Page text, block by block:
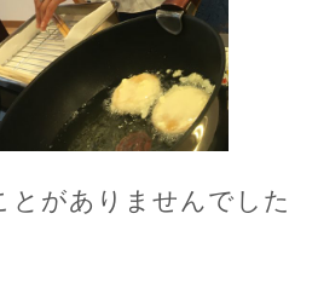
とがありませんでした